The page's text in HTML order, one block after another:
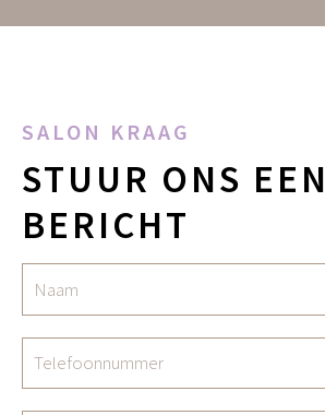
SALON KRAAG
STUUR ONS EEN
BERICHT